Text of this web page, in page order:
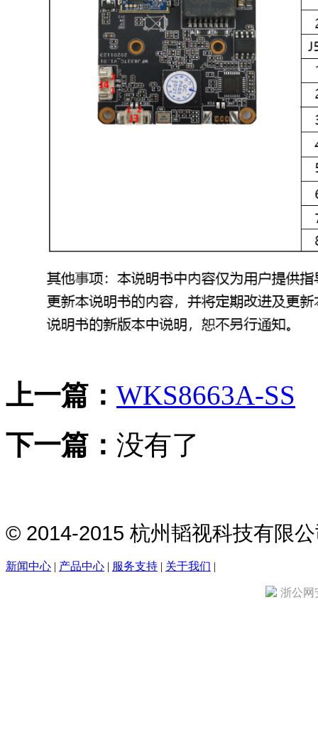
上一篇： WKS8663A-SS
下一篇： 没有了
© 2014-2015 杭州韬视科技有限
新闻中心 | 产品中心 | 服务支持 | 关于我们 |
浙公网